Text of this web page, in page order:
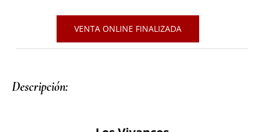
VENTA ONLINE FINALIZADA
Descripción: